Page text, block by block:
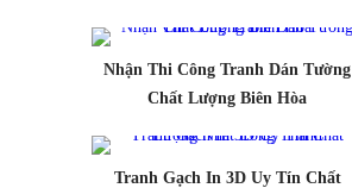
Nhận Thi Công Tranh Dán Tường
Chất Lượng Biên Hòa
Tranh Gạch In 3D Uy Tín Chất